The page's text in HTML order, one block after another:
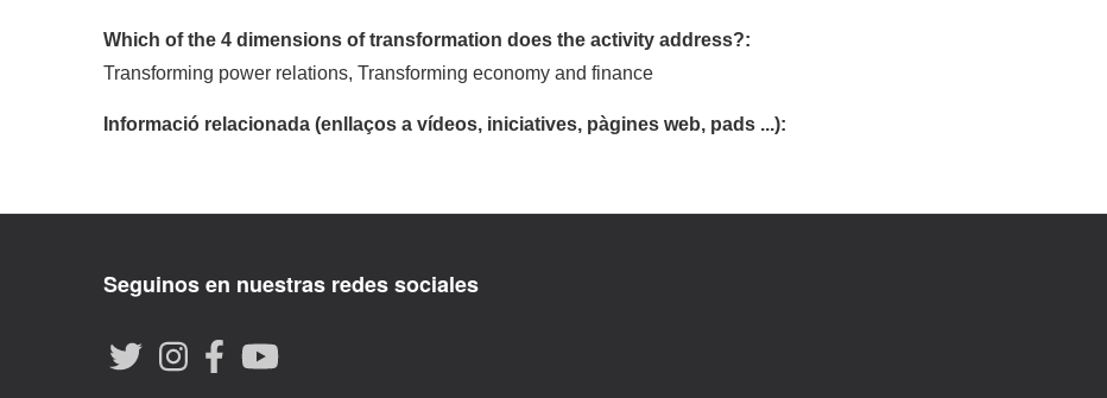
Which of the 4 dimensions of transformation does the activity address?:
Transforming power relations, Transforming economy and finance
Informació relacionada (enllaços a vídeos, iniciatives, pàgines web, pads ...):
Seguinos en nuestras redes sociales